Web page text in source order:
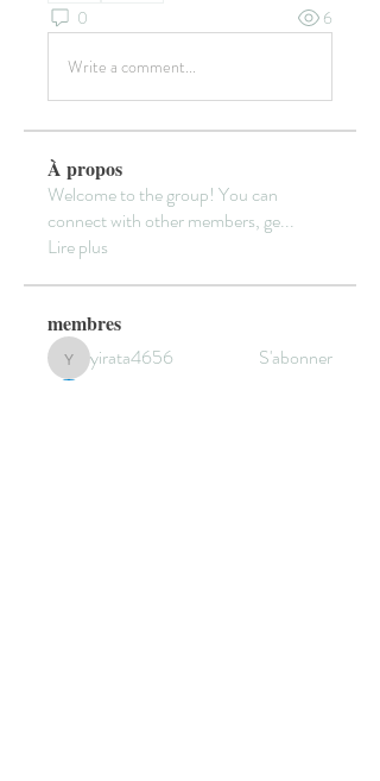
0 6
Write a comment...
À propos
Welcome to the group! You can
connect with other members, ge...
Lire plus
membres
yirata4656
yirata4656
S'abonner